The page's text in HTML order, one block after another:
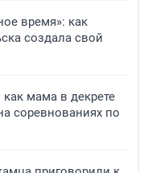
время»: как
создала свой
мама в декрете
соревнованиях по